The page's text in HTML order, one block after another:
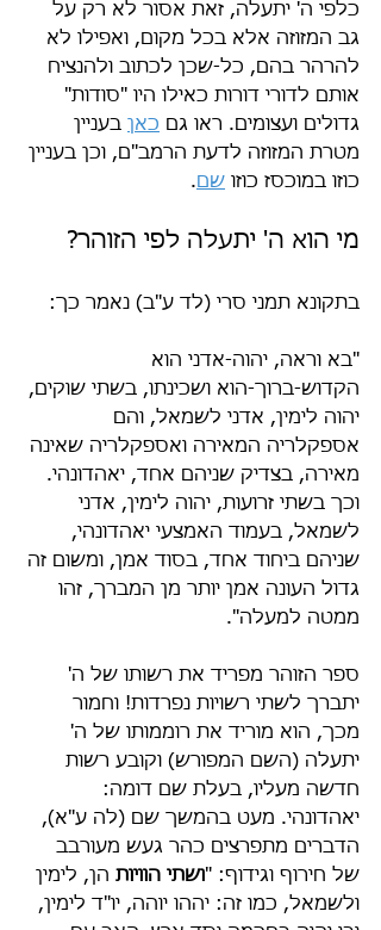
כלפי ה' יתעלה, זאת אסור לא רק על
גב המזוזה אלא בכל מקום, ואפילו לא
להרהר בהם, כל-שכן לכתוב ולהנציח
אותם לדורי דורות כאילו היו "סודות"
גדולים ועצומים. ראו גם כאן בעניין
מטרת המזוזה לדעת הרמב"ם, וכן בעניין
כוזו במוכסז כוזו שם.
מי הוא ה' יתעלה לפי הזוהר?
בתקונא תמני סרי (לד ע"ב) נאמר כך:
"בא וראה, יהוה-אדני הוא
הקדוש-ברוך-הוא ושכינתו, בשתי שוקים,
יהוה לימין, אדני לשמאל, והם
אספקלריה המאירה ואספקלריה שאינה
מאירה, בצדיק שניהם אחד, יאהדונהי.
וכך בשתי זרועות, יהוה לימין, אדני
לשמאל, בעמוד האמצעי יאהדונהי,
שניהם ביחוד אחד, בסוד אמן, ומשום זה
גדול העונה אמן יותר מן המברך, זהו
ממטה למעלה".
ספר הזוהר מפריד את רשותו של ה'
יתברך לשתי רשויות נפרדות! וחמור
מכך, הוא מוריד את רוממותו של ה'
יתעלה (השם המפורש) וקובע רשות
חדשה מעליו, בעלת שם דומה:
יאהדונהי. מעט בהמשך שם (לה ע"א),
הדברים מתפרצים כהר געש מעורבב
של חירוף וגידוף: "ושתי הוויות הן, לימין
ולשמאל, כמו זה: יההו יוהה, יו"ד לימין,